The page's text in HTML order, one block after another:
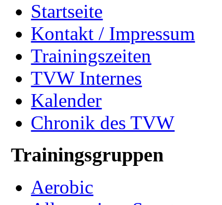
Startseite
Kontakt / Impressum
Trainingszeiten
TVW Internes
Kalender
Chronik des TVW
Trainingsgruppen
Aerobic